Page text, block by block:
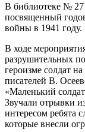
В библиотеке № 27
посвященный
войны в 1941 году.
В ходе
разрушительных
героизме солдат
писателей В.
«Маленький
Звучали отрывки
интересом ребята
которые внесли